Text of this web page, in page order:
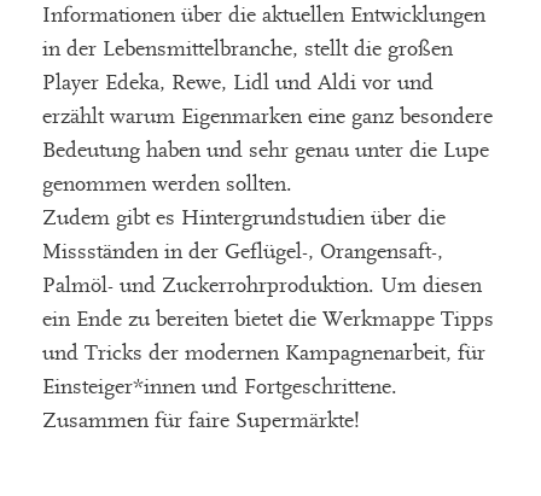
Informationen über die aktuellen Entwicklungen
in der Lebensmittelbranche, stellt die großen
Player Edeka, Rewe, Lidl und Aldi vor und
erzählt warum Eigenmarken eine ganz besondere
Bedeutung haben und sehr genau unter die Lupe
genommen werden sollten.
Zudem gibt es Hintergrundstudien über die
Missständen in der Geflügel-, Orangensaft-,
Palmöl- und Zuckerrohrproduktion. Um diesen
ein Ende zu bereiten bietet die Werkmappe Tipps
und Tricks der modernen Kampagnenarbeit, für
Einsteiger*innen und Fortgeschrittene.
Zusammen für faire Supermärkte!